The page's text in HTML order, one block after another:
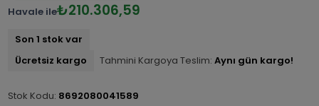
Havale ile₺210.306,59
Son 1 stok var
Ücretsiz kargo
Tahmini Kargoya Teslim: Aynı gün kargo!
Stok Kodu: 8692080041589